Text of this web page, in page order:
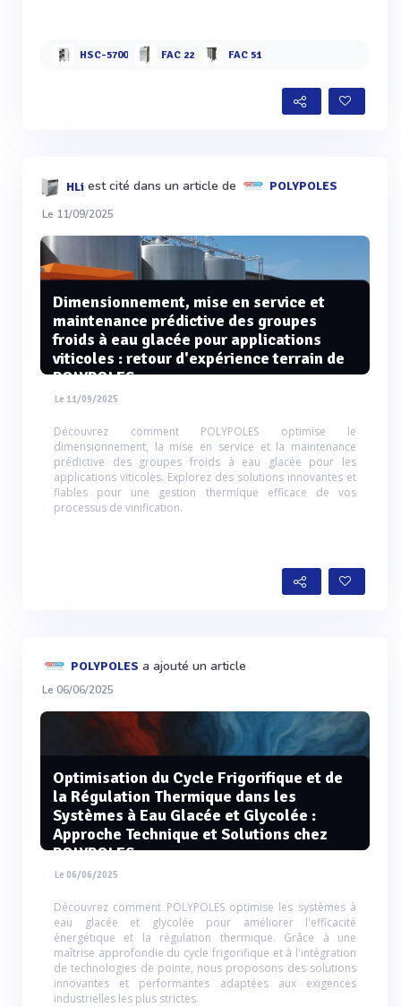
HSC-5700 FAC 22 FAC 51
HLi est cité dans un article de POLYPOLES
Le 11/09/2025
Dimensionnement, mise en service et
maintenance prédictive des groupes
froids à eau glacée pour applications
viticoles : retour d'expérience terrain de
POLYPOLES
Le 11/09/2025
Découvrez comment POLYPOLES optimise le
dimensionnement, la mise en service et la maintenance
prédictive des groupes froids à eau glacée pour les
applications viticoles. Explorez des solutions innovantes et
fiables pour une gestion thermique efficace de vos
processus de vinification.
POLYPOLES a ajouté un article
Le 06/06/2025
Optimisation du Cycle Frigorifique et de
la Régulation Thermique dans les
Systèmes à Eau Glacée et Glycolée :
Approche Technique et Solutions chez
POLYPOLES
Le 06/06/2025
Découvrez comment POLYPOLES optimise les systèmes à
eau glacée et glycolée pour améliorer l'efficacité
énergétique et la régulation thermique. Grâce à une
maîtrise approfondie du cycle frigorifique et à l'intégration
de technologies de pointe, nous proposons des solutions
innovantes et performantes adaptées aux exigences
industrielles les plus strictes.